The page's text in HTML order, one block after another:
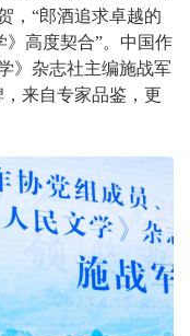
，“郎酒追求卓越的
》高度契合”。中国作
》杂志社主编施战军
来自专家品鉴，更